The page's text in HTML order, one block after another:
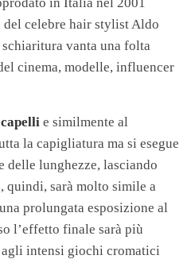
in Italia nel 2001
del celebre hair stylist Aldo
vanta una folta
cinema, modelle, influencer
e similmente al
la capigliatura ma si esegue
delle lunghezze, lasciando
sarà molto simile a
prolungata esposizione al
l’effetto finale sarà più
intensi giochi cromatici